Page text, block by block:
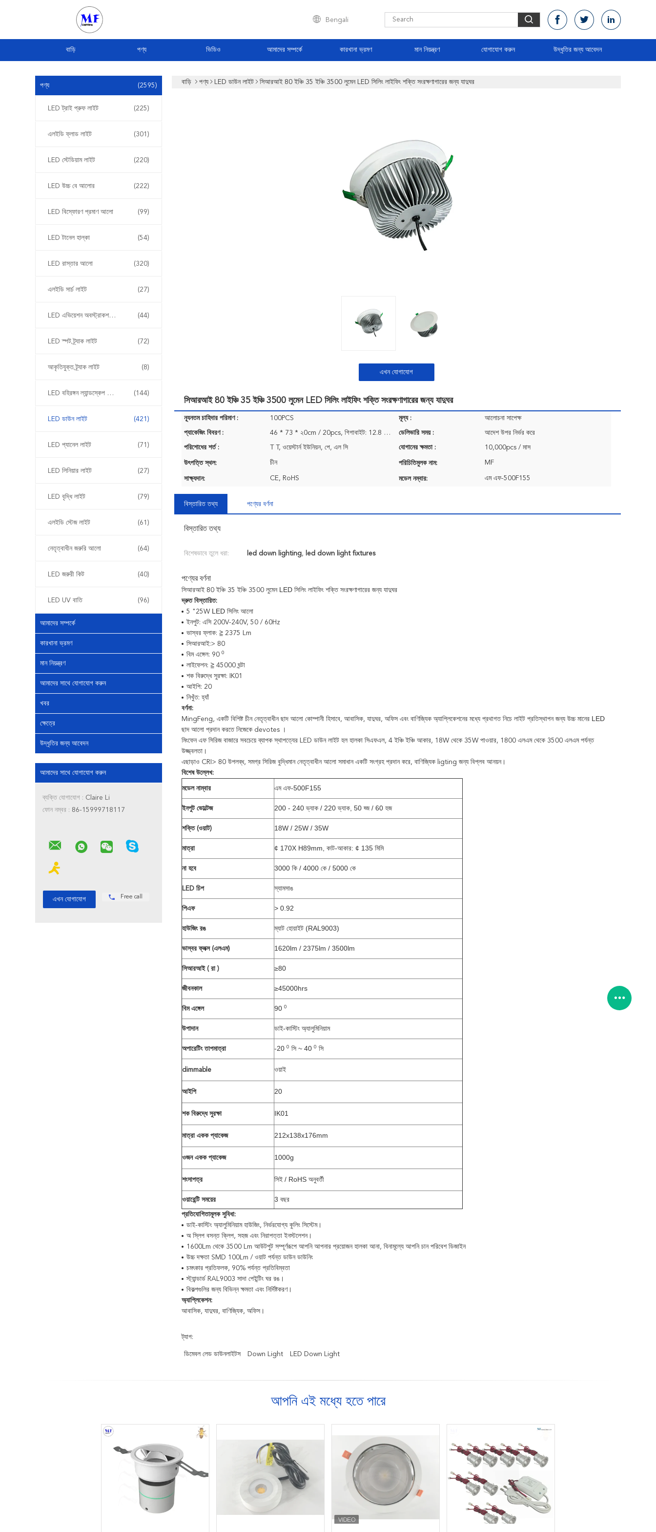
Bengali
বাড়ি পণ্য ভিডিও আমাদের সম্পর্কে কারখানা ভ্রমণ মান নিয়ন্ত্রণ যোগাযোগ করুন উদ্ধৃতির জন্য আবেদন
পণ্য (2595)
LED ট্রাই প্রুফ লাইট (225)
এলইডি ফ্লাড লাইট (301)
LED স্টেডিয়াম লাইট (220)
LED উচ্চ বে আলোর (222)
LED বিস্ফোরণ প্রমাণ আলো (99)
LED টানেল হাল্কা (54)
LED রাস্তার আলো (320)
এলইডি সার্চ লাইট (27)
LED এভিয়েশন অবস্ট্রাকশন লাইট (44)
LED স্পট ট্র্যাক লাইট (72)
আকৃতিযুক্ত ট্র্যাক লাইট (8)
LED বহিরঙ্গন ল্যান্ডস্কেপ আলোর (144)
LED ডাউন লাইট (421)
LED প্যানেল লাইট (71)
LED লিনিয়ার লাইট (27)
LED বৃদ্ধি লাইট (79)
এলইডি স্টেজ লাইট (61)
নেতৃত্বাধীন জরুরি আলো (64)
LED জরুরী কিট (40)
LED UV বাতি (96)
আমাদের সম্পর্কে
কারখানা ভ্রমণ
মান নিয়ন্ত্রণ
আমাদের সাথে যোগাযোগ করুন
খবর
ক্ষেত্রে
উদ্ধৃতির জন্য আবেদন
আমাদের সাথে যোগাযোগ করুন
ব্যক্তি যোগাযোগ : Claire Li
ফোন নম্বর : 86-15999718117
Free call
বাড়ি পণ্য LED ডাউন লাইট সিআরআই 80 ইঞ্চি 35 ইঞ্চি 3500 লুমেন LED সিলিং লাইফিং শক্তি সংরক্ষণাগারের জন্য যাদুঘর
এখন যোগাযোগ
সিআরআই 80 ইঞ্চি 35 ইঞ্চি 3500 লুমেন LED সিলিং লাইফিং শক্তি সংরক্ষণাগারের জন্য যাদুঘর
ন্যূনতম চাহিদার পরিমাণ : 100PCS মূল্য : আলোচনা সাপেক্ষ
প্যাকেজিং বিবরণ : 46 * 73 * ২0cm / 20pcs, গিগাবাইট: 12.8 কেজি ডেলিভারি সময় : আদেশ উপর নির্ভর করে
পরিশোধের শর্ত : T T, ওয়েস্টার্ন ইউনিয়ন, পে, এল সি যোগানের ক্ষমতা : 10,000pcs / মাস
উৎপত্তি স্থল: চীন পরিচিতিমুলক নাম: MF
সাক্ষ্যদান: CE, RoHS মডেল নম্বার: এম এফ-500F155
বিস্তারিত তথ্য পণ্যের বর্ণনা
বিস্তারিত তথ্য
বিশেষভাবে তুলে ধরা: led down lighting, led down light fixtures
পণ্যের বর্ণনা
সিআরআই 80 ইঞ্চি 35 ইঞ্চি 3500 লুমেন LED সিলিং লাইফিং শক্তি সংরক্ষণাগারের জন্য যাদুঘর
দ্রুত বিস্তারিত:
5 "25W LED সিলিং আলো
ইনপুট: এসি 200V-240V, 50 / 60Hz
ভাস্বর ফ্লাক: ≧ 2375 Lm
সিআরআই:> 80
বিম এঙ্গেল: 90 0
লাইফেশন: ≧ 45000 ঘন্টা
শক বিরুদ্ধে সুরক্ষা: IK01
আইপি: 20
নিখুঁত: হ্যাঁ
বর্ণনা:
MingFeng, একটি বিশিষ্ট চীন নেতৃত্বাধীন ছাদ আলো কোম্পানী হিসাবে, আবাসিক, যাদুঘর, অফিস এবং বাণিজ্যিক অ্যাপ্লিকেশনের মধ্যে প্রথাগত নিচে লাইট প্রতিস্থাপন জন্য উচ্চ মানের LED
ছাদ আলো প্রদান করতে নিজেকে devotes
।
মিংফেন এফ সিরিজ বাজারে সবচেয়ে ব্যাপক স্থাপত্যের LED ডাউন লাইট হল হালকা সিএফএল, 4 ইঞ্চি ইঞ্চি আকার, 18W থেকে 35W পাওয়ার, 1800 এলএম থেকে 3500 এলএম পর্যন্ত
উজ্জ্বলতা।
এছাড়াও CRI> 80 উপলব্ধ, সমগ্র সিরিজ বুদ্ধিমান নেতৃত্বাধীন আলো সমাধান একটি সংগ্রহ প্রদান করে, বাণিজ্যিক ligting জন্য বিপ্লব আনয়ন।
বিশেষ উল্লেখ:
মডেল নাম্বার এম এফ-500F155
ইনপুট ভোল্টেজ 200 - 240 ভ্যাক / 220 ভ্যাক, 50 হ্জ / 60 হজ
শক্তি (ওয়াট) 18W / 25W / 35W
মাত্রা ¢ 170X H89mm, কাট-আকার: ¢ 135 মিমি
না হবে 3000 কি / 4000 কে / 5000 কে
LED চিপ স্যামসাঙ
পিএফ > 0.92
হাউজিং রঙ ম্যাট হোয়াইট (RAL9003)
ভাস্বর ফ্লক্স (এলএম) 1620lm / 2375lm / 3500lm
সিআরআই ( রা ) ≥80
জীবনকাল ≥45000hrs
বিম এঙ্গেল 90 0
উপাদান ডাই-কাস্টিং অ্যালুমিনিয়াম
অপারেটিং তাপমাত্রা -20 0 সি ~ 40 0 সি
dimmable ওয়াই
আইপি 20
শক বিরুদ্ধে সুরক্ষা IK01
মাত্রা একক প্যাকেজ 212x138x176mm
ওজন একক প্যাকেজ 1000g
শংসাপত্র সিই / RoHS অনুবর্তী
ওয়ারেন্টি সময়ের 3 বছর
প্রতিযোগিতামূলক সুবিধা:
ডাই-কাস্টিং অ্যালুমিনিয়াম হাউজিং, নির্ভরযোগ্য কুলিং সিস্টেম।
অ স্লিপ বসন্ত ক্লিপ, সহজ এবং নিরাপত্তা ইনস্টলেশন।
1600Lm থেকে 3500 Lm আউটপুট সম্পূর্ণরূপে আপনি আপনার প্রয়োজন হালকা আনা, বিনামূল্যে আপনি চান পরিবেশ ডিজাইন
উচ্চ দক্ষতা SMD 100Lm / ওয়াট পর্যন্ত ডাউন ডাউনিং
চমৎকার প্রতিফলক, 90% পর্যন্ত প্রতিবিম্বতা
স্ট্যান্ডার্ড RAL9003 সাদা পেইন্টিং ঘর রঙ।
বিকল্পগুলির জন্য বিভিন্ন ক্ষমতা এবং নির্দিষ্টকরণ।
অ্যাপ্লিকেশন:
আবাসিক, যাদুঘর, বাণিজ্যিক, অফিস।
ট্যাগ:
ডিমেবল লেড ডাউনলাইটস Down Light LED Down Light
আপনি এই মধ্যে হতে পারে